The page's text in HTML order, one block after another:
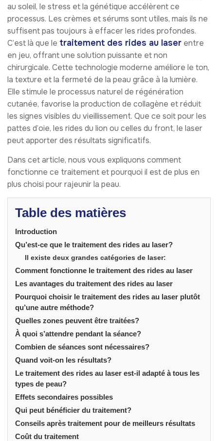
au soleil, le stress et la génétique accélèrent ce
processus. Les crèmes et sérums sont utiles, mais ils ne
suffisent pas toujours à effacer les rides profondes.
C’est là que le traitement des rides au laser entre
en jeu, offrant une solution puissante et non
chirurgicale. Cette technologie moderne améliore le ton,
la texture et la fermeté de la peau grâce à la lumière.
Elle stimule le processus naturel de régénération
cutanée, favorise la production de collagène et réduit
les signes visibles du vieillissement. Que ce soit pour les
pattes d’oie, les rides du lion ou celles du front, le laser
peut apporter des résultats significatifs.
Dans cet article, nous vous expliquons comment
fonctionne ce traitement et pourquoi il est de plus en
plus choisi pour rajeunir la peau.
Table des matières
Introduction
Qu’est-ce que le traitement des rides au laser?
Il existe deux grandes catégories de laser:
Comment fonctionne le traitement des rides au laser
Les avantages du traitement des rides au laser
Pourquoi choisir le traitement des rides au laser plutôt
qu’une autre méthode?
Quelles zones peuvent être traitées?
À quoi s’attendre pendant la séance?
Combien de séances sont nécessaires?
Quand voit-on les résultats?
Le traitement des rides au laser est-il adapté à tous les
types de peau?
Effets secondaires possibles
Qui peut bénéficier du traitement?
Conseils après traitement pour de meilleurs résultats
Coût du traitement